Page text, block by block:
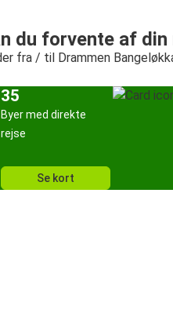
du forvente af din
fra / til Drammen
35
Byer med direkte
rejse
Se kort